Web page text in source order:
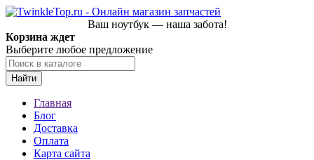
Ваш ноутбук — наша забота!
Корзина ждет
Выберите любое предложение
Найти
Главная
Блог
Доставка
Оплата
Карта сайта